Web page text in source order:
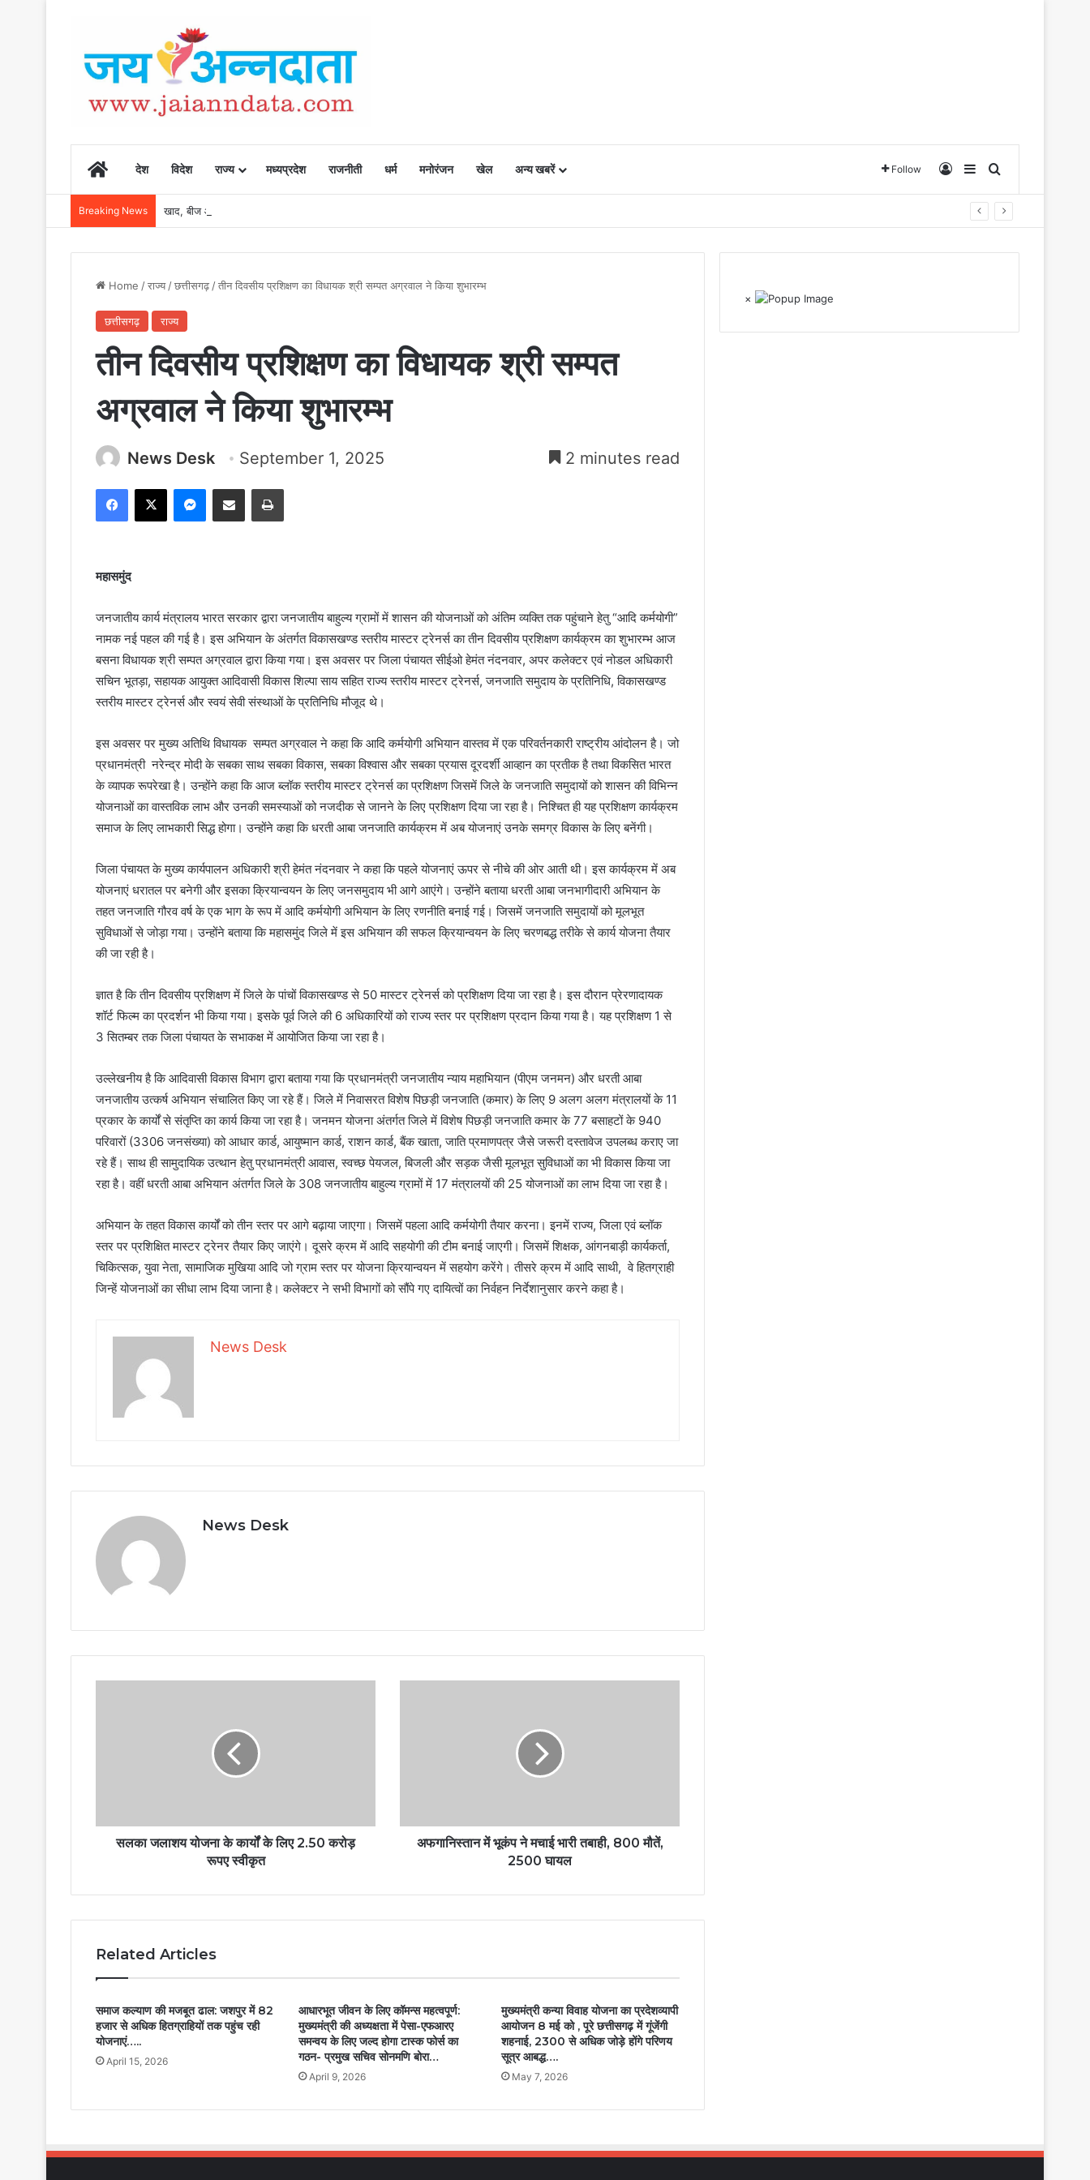
Homeदेश विदेश राज्य मध्यप्रदेश राजनीती धर्म मनोरंजन खेल अन्य खबरें Follow Log InSidebarSearch for
Breaking News खाद, बीज और उर्वरकों की समय पर उपलब्धता से किसानों में उत्साह, नैनो डीएपी और नैनो यूरिया बने किसानों के भरोसेमंद कृषि साथी…..
Home /राज्य/छत्तीसगढ़/तीन दिवसीय प्रशिक्षण का विधायक श्री सम्पत अग्रवाल ने किया शुभारम्भ
छत्तीसगढ़ राज्य
तीन दिवसीय प्रशिक्षण का विधायक श्री सम्पत
अग्रवाल ने किया शुभारम्भ
News Desk September 1, 2025 2 minutes read
Facebook
X Messenger
Share via Email Print
महासमुंद
जनजातीय कार्य मंत्रालय भारत सरकार द्वारा जनजातीय बाहुल्य ग्रामों में शासन की योजनाओं को अंतिम व्यक्ति तक पहुंचाने हेतु “आदि कर्मयोगी”
नामक नई पहल की गई है। इस अभियान के अंतर्गत विकासखण्ड स्तरीय मास्टर ट्रेनर्स का तीन दिवसीय प्रशिक्षण कार्यक्रम का शुभारम्भ आज
बसना विधायक श्री सम्पत अग्रवाल द्वारा किया गया। इस अवसर पर जिला पंचायत सीईओ हेमंत नंदनवार, अपर कलेक्टर एवं नोडल अधिकारी
सचिन भूतड़ा, सहायक आयुक्त आदिवासी विकास शिल्पा साय सहित राज्य स्तरीय मास्टर ट्रेनर्स, जनजाति समुदाय के प्रतिनिधि, विकासखण्ड
स्तरीय मास्टर ट्रेनर्स और स्वयं सेवी संस्थाओं के प्रतिनिधि मौजूद थे।
इस अवसर पर मुख्य अतिथि विधायक सम्पत अग्रवाल ने कहा कि आदि कर्मयोगी अभियान वास्तव में एक परिवर्तनकारी राष्ट्रीय आंदोलन है। जो
प्रधानमंत्री नरेन्द्र मोदी के सबका साथ सबका विकास, सबका विश्वास और सबका प्रयास दूरदर्शी आव्हान का प्रतीक है तथा विकसित भारत
के व्यापक रूपरेखा है। उन्होंने कहा कि आज ब्लॉक स्तरीय मास्टर ट्रेनर्स का प्रशिक्षण जिसमें जिले के जनजाति समुदायों को शासन की विभिन्न
योजनाओं का वास्तविक लाभ और उनकी समस्याओं को नजदीक से जानने के लिए प्रशिक्षण दिया जा रहा है। निश्चित ही यह प्रशिक्षण कार्यक्रम
समाज के लिए लाभकारी सिद्ध होगा। उन्होंने कहा कि धरती आबा जनजाति कार्यक्रम में अब योजनाएं उनके समग्र विकास के लिए बनेंगी।
जिला पंचायत के मुख्य कार्यपालन अधिकारी श्री हेमंत नंदनवार ने कहा कि पहले योजनाएं ऊपर से नीचे की ओर आती थी। इस कार्यक्रम में अब
योजनाएं धरातल पर बनेगी और इसका क्रियान्वयन के लिए जनसमुदाय भी आगे आएंगे। उन्होंने बताया धरती आबा जनभागीदारी अभियान के
तहत जनजाति गौरव वर्ष के एक भाग के रूप में आदि कर्मयोगी अभियान के लिए रणनीति बनाई गई। जिसमें जनजाति समुदायों को मूलभूत
सुविधाओं से जोड़ा गया। उन्होंने बताया कि महासमुंद जिले में इस अभियान की सफल क्रियान्वयन के लिए चरणबद्ध तरीके से कार्य योजना तैयार
की जा रही है।
ज्ञात है कि तीन दिवसीय प्रशिक्षण में जिले के पांचों विकासखण्ड से 50 मास्टर ट्रेनर्स को प्रशिक्षण दिया जा रहा है। इस दौरान प्रेरणादायक
शॉर्ट फिल्म का प्रदर्शन भी किया गया। इसके पूर्व जिले की 6 अधिकारियों को राज्य स्तर पर प्रशिक्षण प्रदान किया गया है। यह प्रशिक्षण 1 से
3 सितम्बर तक जिला पंचायत के सभाकक्ष में आयोजित किया जा रहा है।
उल्लेखनीय है कि आदिवासी विकास विभाग द्वारा बताया गया कि प्रधानमंत्री जनजातीय न्याय महाभियान (पीएम जनमन) और धरती आबा
जनजातीय उत्कर्ष अभियान संचालित किए जा रहे हैं। जिले में निवासरत विशेष पिछड़ी जनजाति (कमार) के लिए 9 अलग अलग मंत्रालयों के 11
प्रकार के कार्यों से संतृप्ति का कार्य किया जा रहा है। जनमन योजना अंतर्गत जिले में विशेष पिछड़ी जनजाति कमार के 77 बसाहटों के 940
परिवारों (3306 जनसंख्या) को आधार कार्ड, आयुष्मान कार्ड, राशन कार्ड, बैंक खाता, जाति प्रमाणपत्र जैसे जरूरी दस्तावेज उपलब्ध कराए जा
रहे हैं। साथ ही सामुदायिक उत्थान हेतु प्रधानमंत्री आवास, स्वच्छ पेयजल, बिजली और सड़क जैसी मूलभूत सुविधाओं का भी विकास किया जा
रहा है। वहीं धरती आबा अभियान अंतर्गत जिले के 308 जनजातीय बाहुल्य ग्रामों में 17 मंत्रालयों की 25 योजनाओं का लाभ दिया जा रहा है।
अभियान के तहत विकास कार्यों को तीन स्तर पर आगे बढ़ाया जाएगा। जिसमें पहला आदि कर्मयोगी तैयार करना। इनमें राज्य, जिला एवं ब्लॉक
स्तर पर प्रशिक्षित मास्टर ट्रेनर तैयार किए जाएंगे। दूसरे क्रम में आदि सहयोगी की टीम बनाई जाएगी। जिसमें शिक्षक, आंगनबाड़ी कार्यकर्ता,
चिकित्सक, युवा नेता, सामाजिक मुखिया आदि जो ग्राम स्तर पर योजना क्रियान्वयन में सहयोग करेंगे। तीसरे क्रम में आदि साथी, वे हितग्राही
जिन्हें योजनाओं का सीधा लाभ दिया जाना है। कलेक्टर ने सभी विभागों को सौंपे गए दायित्वों का निर्वहन निर्देशानुसार करने कहा है।
News Desk
News Desk
सलका जलाशय योजना के कार्यों के लिए 2.50 करोड़
रूपए स्वीकृत
अफगानिस्तान में भूकंप ने मचाई भारी तबाही, 800 मौतें,
2500 घायल
Related Articles
समाज कल्याण की मजबूत ढाल: जशपुर में 82
हजार से अधिक हितग्राहियों तक पहुंच रही
योजनाएं…..
April 15, 2026
आधारभूत जीवन के लिए कॉमन्स महत्वपूर्ण:
मुख्यमंत्री की अध्यक्षता में पेसा-एफआरए
समन्वय के लिए जल्द होगा टास्क फोर्स का
गठन- प्रमुख सचिव सोनमणि बोरा…
April 9, 2026
मुख्यमंत्री कन्या विवाह योजना का प्रदेशव्यापी
आयोजन 8 मई को , पूरे छत्तीसगढ़ में गूंजेंगी
शहनाई, 2300 से अधिक जोड़े होंगे परिणय
सूत्र आबद्ध….
May 7, 2026
×